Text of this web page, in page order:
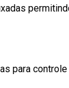
para